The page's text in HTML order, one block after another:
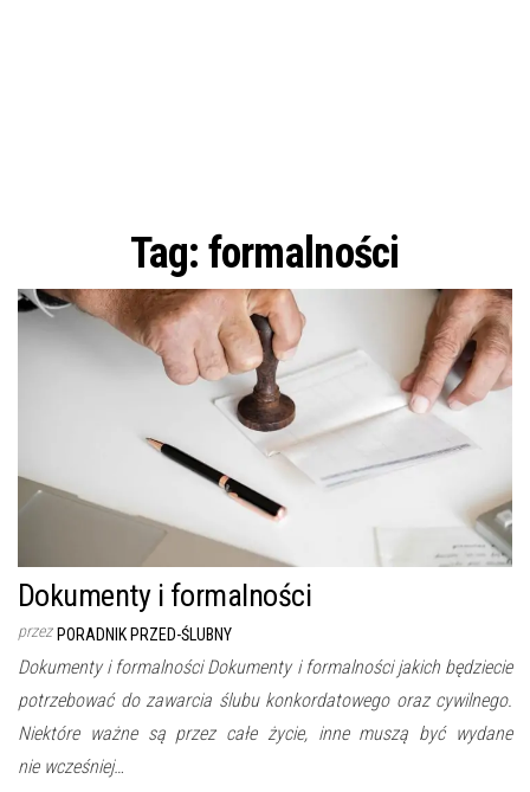
Tag: formalności
Dokumenty i formalności
przez PORADNIK PRZED-ŚLUBNY
Dokumenty i formalności Dokumenty i formalności jakich będziecie
potrzebować do zawarcia ślubu konkordatowego oraz cywilnego.
Niektóre ważne są przez całe życie, inne muszą być wydane
nie wcześniej…